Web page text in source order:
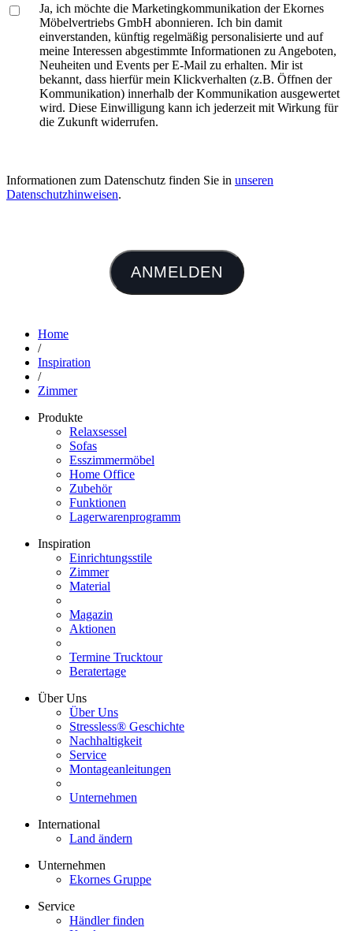
Ja, ich möchte die Marketingkommunikation der Ekornes
Möbelvertriebs GmbH abonnieren. Ich bin damit
einverstanden, künftig regelmäßig personalisierte und auf
meine Interessen abgestimmte Informationen zu Angeboten,
Neuheiten und Events per E-Mail zu erhalten. Mir ist
bekannt, dass hierfür mein Klickverhalten (z.B. Öffnen der
Kommunikation) innerhalb der Kommunikation ausgewertet
wird. Diese Einwilligung kann ich jederzeit mit Wirkung für
die Zukunft widerrufen.
Informationen zum Datenschutz finden Sie in unseren
Datenschutzhinweisen.
ANMELDEN
Home
/
Inspiration
/
Zimmer
Produkte
Relaxsessel
Sofas
Esszimmermöbel
Home Office
Zubehör
Funktionen
Lagerwarenprogramm
Inspiration
Einrichtungsstile
Zimmer
Material
Magazin
Aktionen
Termine Trucktour
Beratertage
Über Uns
Über Uns
Stressless® Geschichte
Nachhaltigkeit
Service
Montageanleitungen
Unternehmen
International
Land ändern
Unternehmen
Ekornes Gruppe
Service
Händler finden